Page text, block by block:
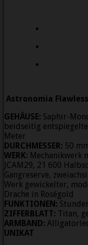
Astronomia
GEHÄUSE: Saphir-
beidseitig
Meter
DURCHMESSER: 50
WERK: Mechanikwerk
JCAM29, 21 600
Gangreserve,
Werk gewickelter,
Drache in Roségold
FUNKTIONEN:
ZIFFERBLATT: Titan,
ARMBAND:
UNIKAT